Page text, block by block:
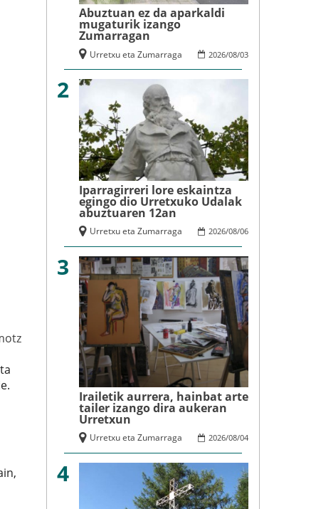
Abuztuan ez da aparkaldi
mugaturik izango
Zumarragan
2026/08/03
Urretxu eta Zumarraga
2
Iparragirreri lore eskaintza
egingo dio Urretxuko Udalak
abuztuaren 12an
2026/08/06
Urretxu eta Zumarraga
3
Irailetik aurrera, hainbat arte
tailer izango dira aukeran
Urretxun
2026/08/04
Urretxu eta Zumarraga
4